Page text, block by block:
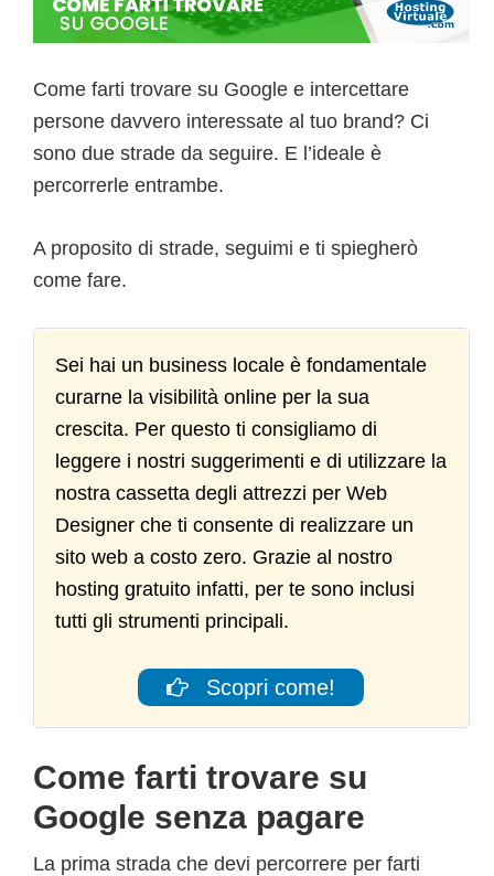
Come farti trovare su Google e intercettare
persone davvero interessate al tuo brand? Ci
sono due strade da seguire. E l’ideale è
percorrerle entrambe.
A proposito di strade, seguimi e ti spiegherò
come fare.
Sei hai un business locale è fondamentale
curarne la visibilità online per la sua
crescita. Per questo ti consigliamo di
leggere i nostri suggerimenti e di utilizzare la
nostra cassetta degli attrezzi per Web
Designer che ti consente di realizzare un
sito web a costo zero. Grazie al nostro
hosting gratuito infatti, per te sono inclusi
tutti gli strumenti principali.
Scopri come!
Come farti trovare su
Google senza pagare
La prima strada che devi percorrere per farti